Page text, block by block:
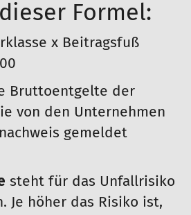
Formel:
x Beitragsfuß
Bruttoentgelte der
von den Unternehmen
gemeldet
steht für das Unfallrisiko
Je höher das Risiko ist,